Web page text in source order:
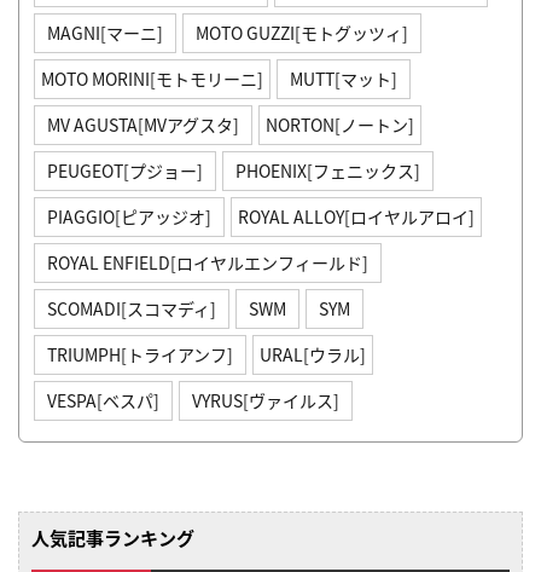
MAGNI[マーニ]
MOTO GUZZI[モトグッツィ]
MOTO MORINI[モトモリーニ]
MUTT[マット]
MV AGUSTA[MVアグスタ]
NORTON[ノートン]
PEUGEOT[プジョー]
PHOENIX[フェニックス]
PIAGGIO[ピアッジオ]
ROYAL ALLOY[ロイヤルアロイ]
ROYAL ENFIELD[ロイヤルエンフィールド]
SCOMADI[スコマディ]
SWM
SYM
TRIUMPH[トライアンフ]
URAL[ウラル]
VESPA[ベスパ]
VYRUS[ヴァイルス]
人気記事ランキング